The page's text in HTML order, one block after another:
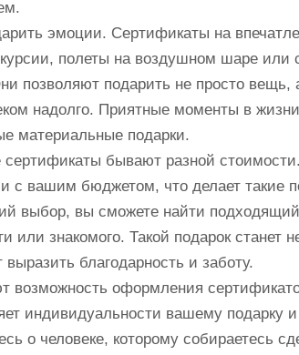
эмоции. Сертификаты на
полеты на воздушном шаре или
позволяют подарить не просто вещь,
надолго. Приятные моменты в
материальные подарки.
бывают разной
с вашим бюджетом, что делает такие
выбор, вы сможете найти
или знакомого. Такой подарок станет
благодарность и заботу.
возможность оформления
индивидуальности вашему подарку и
о человеке, которому собираетесь